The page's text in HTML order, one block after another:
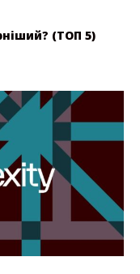
(ТОП 5)